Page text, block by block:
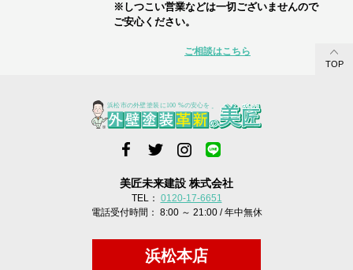
※しつこい営業などは一切ございませんので
ご安心ください。
ご相談はこちら
TOP
美匠未来建設 株式会社
TEL： 0120-17-6651
電話受付時間： 8:00 ～ 21:00 / 年中無休
浜松本店